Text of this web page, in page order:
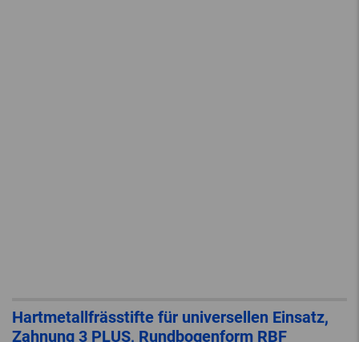
Hartmetallfrässtifte für universellen Einsatz,
Zahnung 3 PLUS, Rundbogenform RBF